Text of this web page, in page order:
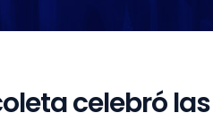
celebró